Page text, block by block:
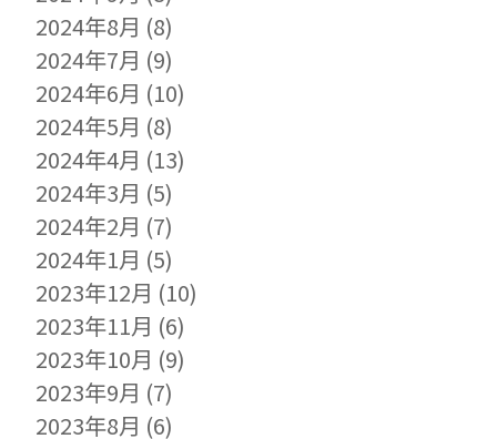
2024年8月 (8)
2024年7月 (9)
2024年6月 (10)
2024年5月 (8)
2024年4月 (13)
2024年3月 (5)
2024年2月 (7)
2024年1月 (5)
2023年12月 (10)
2023年11月 (6)
2023年10月 (9)
2023年9月 (7)
2023年8月 (6)